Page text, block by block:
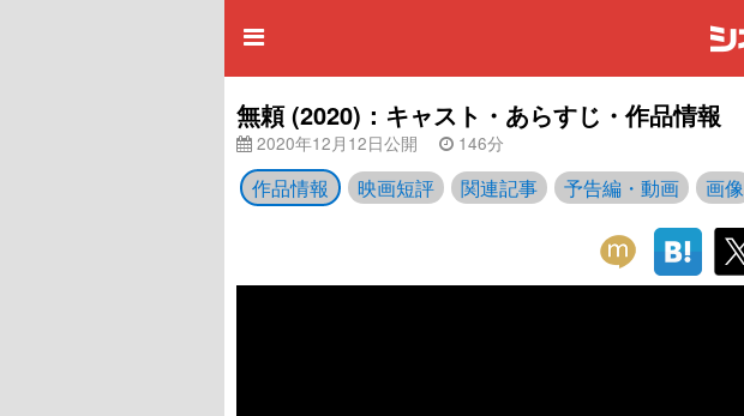
無頼 (2020)：キャスト・あらすじ・作品情報
2020年12月12日公開 146分
作品情報 映画短評 関連記事 予告編・動画 画像